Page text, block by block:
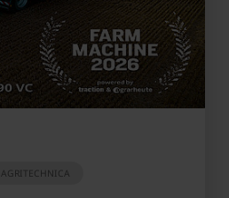
AGRITECHNICA